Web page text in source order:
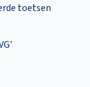
toetsen